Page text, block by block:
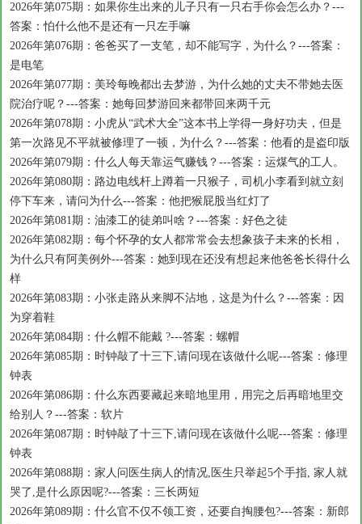
2026年第075期：如果你生出来的儿子只有一只右手你会怎么办？---
答案：怕什么他不是还有一只左手嘛
2026年第076期：爸爸买了一支笔，却不能写字，为什么？---答案：
是电笔
2026年第077期：美玲每晚都出去梦游，为什么她的丈夫不带她去医
院治疗呢？---答案：她每回梦游回来都带回来两千元
2026年第078期：小虎从“武术大全”这本书上学得一身好功夫，但是
第一次路见不平就被修理了一顿，为什么？---答案：他看的是盗印版
2026年第079期：什么人每天靠运气赚钱？---答案：运煤气的工人。
2026年第080期：路边电线杆上蹲着一只猴子，司机小李看到就立刻
停下车来，请问为什么---答案：他把猴屁股当红灯了
2026年第081期：油漆工的徒弟叫啥？---答案：好色之徒
2026年第082期：每个怀孕的女人都常常会去想象孩子未来的长相，
为什么只有阿美例外---答案：她到现在还没有想起来他爸爸长得什么
样
2026年第083期：小张走路从来脚不沾地，这是为什么？---答案：因
为穿着鞋
2026年第084期：什么帽不能戴 ?---答案：螺帽
2026年第085期：时钟敲了十三下,请问现在该做什么呢---答案：修理
钟表
2026年第086期：什么东西要藏起来暗地里用，用完之后再暗地里交
给别人？---答案：软片
2026年第087期：时钟敲了十三下,请问现在该做什么呢---答案：修理
钟表
2026年第088期：家人问医生病人的情况,医生只举起5个手指, 家人就
哭了,是什么原因呢?---答案：三长两短
2026年第089期：什么官不仅不领工资，还要自掏腰包?---答案：新郎